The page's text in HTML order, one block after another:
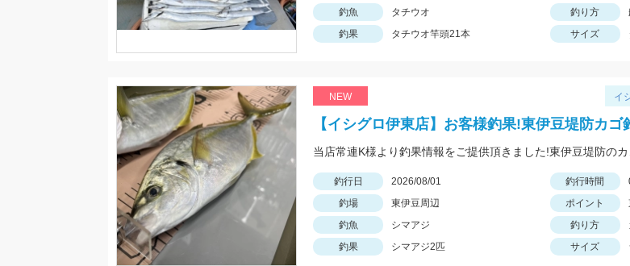
釣魚
タチウオ 釣り方
釣果
タチウオ竿頭21本 サイズ
NEW イ
【イシグロ伊東店】お客様釣果!東伊豆堤防カ
釣行日 2026/08/01 釣行時間
釣場
東伊豆周辺 ポイント
釣魚
シマアジ 釣り方
釣果
シマアジ2匹 サイズ